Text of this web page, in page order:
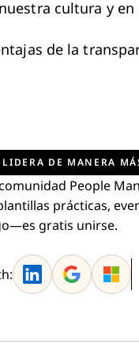
cultura y
de la
LIDERA DE MANERA
People
prácticas,
gratis unirse.